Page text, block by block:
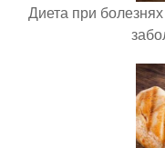
Диета при